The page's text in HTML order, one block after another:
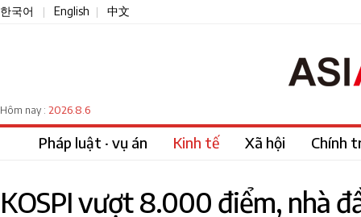
한국어 English 中文
Hôm nay : 2026.8.6
Pháp luật · vụ án Kinh tế Xã hội Chính
KOSPI vượt 8.000 điểm, nhà